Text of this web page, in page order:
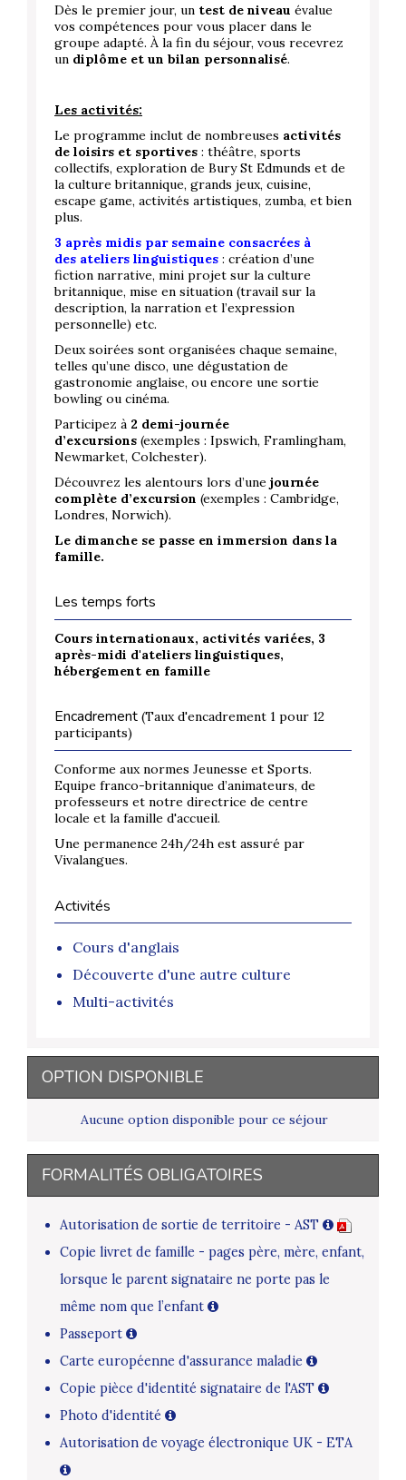
Dès le premier jour, un test de niveau évalue
vos compétences pour vous placer dans le
groupe adapté. À la fin du séjour, vous recevrez
un diplôme et un bilan personnalisé.
Les activités:
Le programme inclut de nombreuses activités
de loisirs et sportives : théâtre, sports
collectifs, exploration de Bury St Edmunds et de
la culture britannique, grands jeux, cuisine,
escape game, activités artistiques, zumba, et bien
plus.
3 après midis par semaine consacrées à
des ateliers linguistiques : création d’une
fiction narrative, mini projet sur la culture
britannique, mise en situation (travail sur la
description, la narration et l’expression
personnelle) etc.
Deux soirées sont organisées chaque semaine,
telles qu’une disco, une dégustation de
gastronomie anglaise, ou encore une sortie
bowling ou cinéma.
Participez à 2 demi-journée
d’excursions (exemples : Ipswich, Framlingham,
Newmarket, Colchester).
Découvrez les alentours lors d’une journée
complète d’excursion (exemples : Cambridge,
Londres, Norwich).
Le dimanche se passe en immersion dans la
famille.
Les temps forts
Cours internationaux, activités variées, 3
après-midi d'ateliers linguistiques,
hébergement en famille
Encadrement (Taux d'encadrement 1 pour 12
participants)
Conforme aux normes Jeunesse et Sports.
Equipe franco-britannique d’animateurs, de
professeurs et notre directrice de centre
locale et la famille d'accueil.
Une permanence 24h/24h est assuré par
Vivalangues.
Activités
Cours d'anglais
Découverte d'une autre culture
Multi-activités
OPTION DISPONIBLE
Aucune option disponible pour ce séjour
FORMALITÉS OBLIGATOIRES
Autorisation de sortie de territoire - AST
Copie livret de famille - pages père, mère, enfant,
lorsque le parent signataire ne porte pas le
même nom que l’enfant
Passeport
Carte européenne d'assurance maladie
Copie pièce d'identité signataire de l'AST
Photo d'identité
Autorisation de voyage électronique UK - ETA